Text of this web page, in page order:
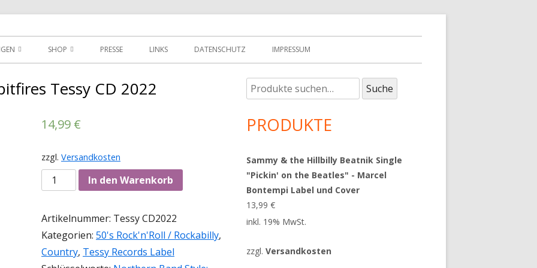
SHOP
MEIN KONTO
WARENKORB
PRESSE LINKS DATENSCHUTZ IMPRESSUM
Tessy CD 2022
14,99 €
zzgl. Versandkosten
Anzahl In den Warenkorb
Artikelnummer: Tessy CD2022
Kategorien: 50's Rock'n'Roll / Rockabilly,
Country, Tessy Records Label
Haupt-
Seitenleiste
Suche
nach:
Suche
PRODUKTE
Sammy & the Hillbilly Beatnik Single
"Pickin' on the Beatles" - Marcel
Bontempi Label und Cover
13,99€
inkl. 19% MwSt.
zzgl.Versandkosten